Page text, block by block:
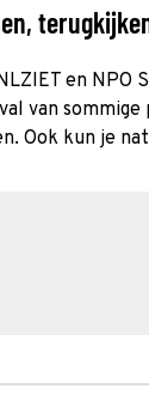
en
van sommige
Ook kun je